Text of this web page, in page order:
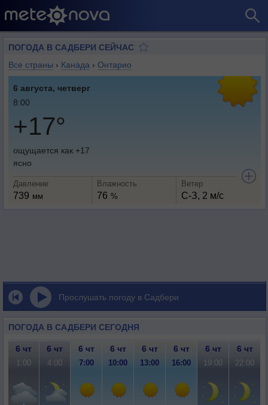
ПОГОДА В САДБЕРИ СЕЙЧАС
Все страны › Канада › Онтарио
6 августа, четверг
8:00
+17°
ощущается как +17
ясно
Давление
739 мм
Влажность
76 %
Ветер
С-З, 2 м/с
Прослушать погоду в Садбери
ПОГОДА В САДБЕРИ СЕГОДНЯ
6 чт 6 чт 6 чт 6 чт 6 чт 6 чт 6 чт 6 чт
1:00 4:00 7:00 10:00 13:00 16:00 19:00 22:00